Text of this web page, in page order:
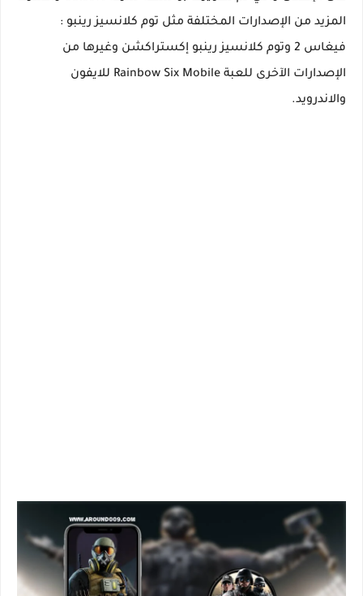
المزيد من الإصدارات المختلفة مثل توم كلانسيز رينبو :
فيغاس 2 وتوم كلانسيز رينبو إكستراكشن وغيرها من
الإصدارات الآخرى للعبة Rainbow Six Mobile للايفون
والاندرويد.